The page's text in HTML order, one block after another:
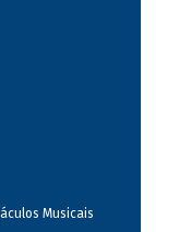
Musicais